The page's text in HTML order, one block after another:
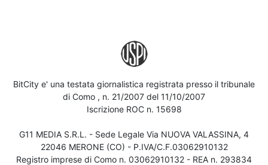
BitCity e' una testata giornalistica registrata presso il tribunale
di Como , n. 21/2007 del 11/10/2007
Iscrizione ROC n. 15698
G11 MEDIA S.R.L. - Sede Legale Via NUOVA VALASSINA, 4
22046 MERONE (CO) - P.IVA/C.F.03062910132
Registro imprese di Como n. 03062910132 - REA n. 293834